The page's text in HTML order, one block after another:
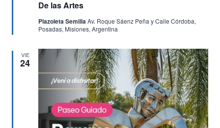
De las Artes
Plazoleta Semilla Av. Roque Sáenz Peña y Calle Córdoba,
Posadas, Misiones, Argentina
VIE
24